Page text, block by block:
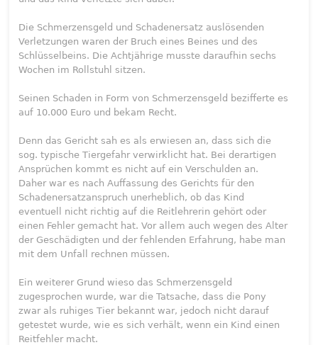
Die Schmerzensgeld und Schadenersatz auslösenden
Verletzungen waren der Bruch eines Beines und des
Schlüsselbeins. Die Achtjährige musste daraufhin sechs
Wochen im Rollstuhl sitzen.
Seinen Schaden in Form von Schmerzensgeld bezifferte es
auf 10.000 Euro und bekam Recht.
Denn das Gericht sah es als erwiesen an, dass sich die
sog. typische Tiergefahr verwirklicht hat. Bei derartigen
Ansprüchen kommt es nicht auf ein Verschulden an.
Daher war es nach Auffassung des Gerichts für den
Schadenersatzanspruch unerheblich, ob das Kind
eventuell nicht richtig auf die Reitlehrerin gehört oder
einen Fehler gemacht hat. Vor allem auch wegen des Alter
der Geschädigten und der fehlenden Erfahrung, habe man
mit dem Unfall rechnen müssen.
Ein weiterer Grund wieso das Schmerzensgeld
zugesprochen wurde, war die Tatsache, dass die Pony
zwar als ruhiges Tier bekannt war, jedoch nicht darauf
getestet wurde, wie es sich verhält, wenn ein Kind einen
Reitfehler macht.